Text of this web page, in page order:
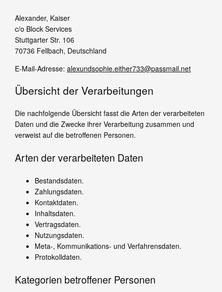
Alexander, Kaiser
c/o Block Services
Stuttgarter Str. 106
70736 Fellbach, Deutschland
E-Mail-Adresse: alexundsophie.either733@passmail.net
Übersicht der Verarbeitungen
Die nachfolgende Übersicht fasst die Arten der verarbeiteten
Daten und die Zwecke ihrer Verarbeitung zusammen und
verweist auf die betroffenen Personen.
Arten der verarbeiteten Daten
Bestandsdaten.
Zahlungsdaten.
Kontaktdaten.
Inhaltsdaten.
Vertragsdaten.
Nutzungsdaten.
Meta-, Kommunikations- und Verfahrensdaten.
Protokolldaten.
Kategorien betroffener Personen